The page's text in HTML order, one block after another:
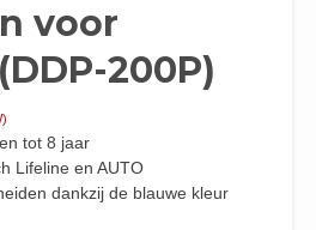
voor
200P)
tot 8 jaar
Lifeline en AUTO
dankzij de blauwe kleur